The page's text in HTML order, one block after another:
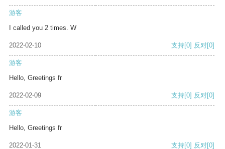
游客
I called you 2 times. W
2022-02-10 支持[0] 反对[0]
游客
Hello, Greetings fr
2022-02-09 支持[0] 反对[0]
游客
Hello, Greetings fr
2022-01-31 支持[0] 反对[0]